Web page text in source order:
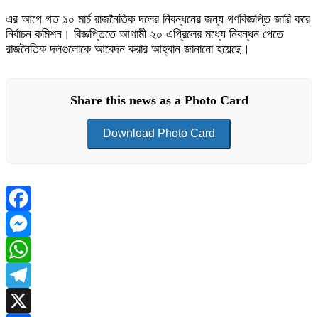
এর আগে গত ১০ মার্চ রাজনৈতিক দলের নিবন্ধনের জন্য গণবিজ্ঞপ্তি জারি করে
নির্বাচন কমিশন। বিজ্ঞপ্তিতে আগামী ২০ এপ্রিলের মধ্যে নিবন্ধন পেতে
রাজনৈতিক দলগুলোকে আবেদন করার আহ্বান জানানো হয়েছে।
Share this news as a Photo Card
Download Photo Card
Facebook
Messenger
WhatsApp
Telegram